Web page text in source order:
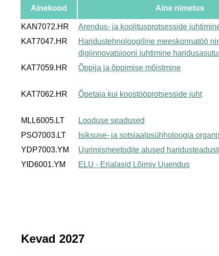
Ainekood Aine nimetus
KAN7072.HR
Arendus- ja koolitusprotsesside
KAT7047.HR
Haridustehnoloogiline meeskonnatöö
digiinnovatsiooni juhtimine
KAT7059.HR
Õppija ja õppimise mõistmine
KAT7062.HR Õpetaja kui koostööprotsesside juht
MLL6005.LT
Looduse seadused
PSO7003.LT
Isiksuse- ja sotsiaalpsühholoogia
YDP7003.YM
Uurimismeetodite alused
YID6001.YM
ELU - Erialasid Lõimiv Uuendus
Kevad 2027